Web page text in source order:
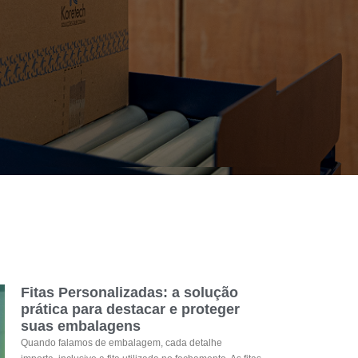
Fitas Personalizadas: a solução
prática para destacar e proteger
suas embalagens
Quando falamos de embalagem, cada detalhe